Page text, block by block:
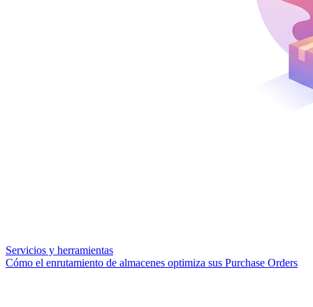
Servicios y herramientas
Cómo el enrutamiento de almacenes optimiza sus Purchase Orders